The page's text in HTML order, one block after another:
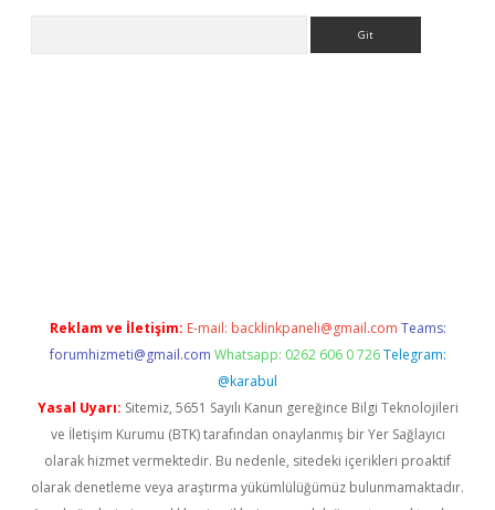
Reklam ve İletişim: E-mail: backlinkpaneli@gmail.com Teams:
forumhizmeti@gmail.com Whatsapp: 0262 606 0 726 Telegram:
@karabul
Yasal Uyarı: Sitemiz, 5651 Sayılı Kanun gereğince Bilgi Teknolojileri
ve İletişim Kurumu (BTK) tarafından onaylanmış bir Yer Sağlayıcı
olarak hizmet vermektedir. Bu nedenle, sitedeki içerikleri proaktif
olarak denetleme veya araştırma yükümlülüğümüz bulunmamaktadır.